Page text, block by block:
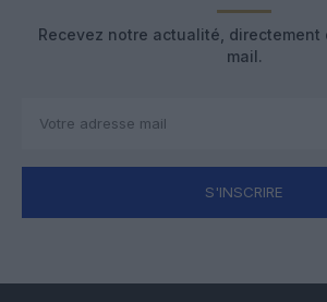
Recevez notre actualité, directement
mail.
S'INSCRIRE